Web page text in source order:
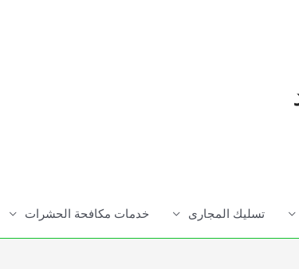
تسليك المجارى خدمات مكافحة الحشرات